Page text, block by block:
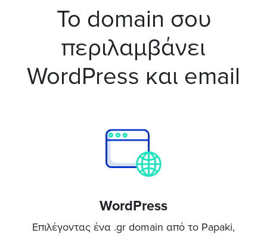
Το domain σου
περιλαμβάνει
WordPress και email
WordPress
Επιλέγοντας ένα .gr domain από το Papaki,